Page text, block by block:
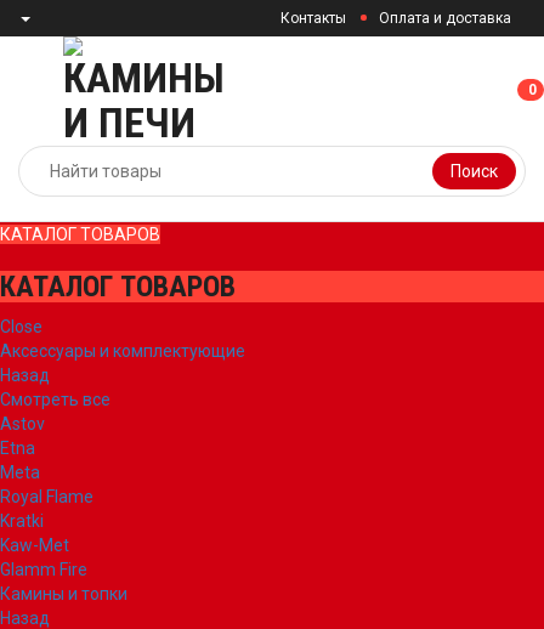
Контакты Оплата и доставка
Поиск
00
КАТАЛОГ ТОВАРОВ
КАТАЛОГ ТОВАРОВ
Close
Аксессуары и комплектующие
Назад
Смотреть все
Astov
Etna
Meta
Royal Flame
Kratki
Kaw-Met
Glamm Fire
Камины и топки
Назад